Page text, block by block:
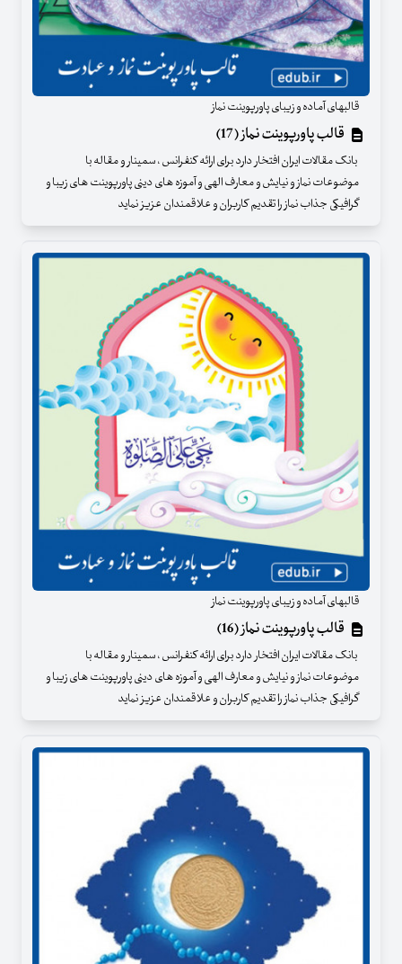
قالبهای آماده و زیبای پاورپوینت نماز
قالب پاورپوینت نماز (17)
بانک مقالات ایران افتخار دارد برای ارائه کنفرانس ، سمینار و مقاله با
موضوعات نماز و نیایش و معارف الهی و آموزه های دینی پاورپوینت های زیبا و
گرافیکی جذاب نماز را تقدیم کاربران و علاقمندان عزیز نماید
قالبهای آماده و زیبای پاورپوینت نماز
قالب پاورپوینت نماز (16)
بانک مقالات ایران افتخار دارد برای ارائه کنفرانس ، سمینار و مقاله با
موضوعات نماز و نیایش و معارف الهی و آموزه های دینی پاورپوینت های زیبا و
گرافیکی جذاب نماز را تقدیم کاربران و علاقمندان عزیز نماید